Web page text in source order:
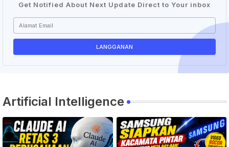
Get Notified About Next Update Direct to Your inbox
Artificial Intelligence